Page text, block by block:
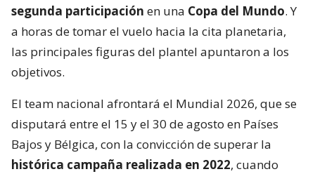
segunda participación en una Copa del Mundo. Y
a horas de tomar el vuelo hacia la cita planetaria,
las principales figuras del plantel apuntaron a los
objetivos.
El team nacional afrontará el Mundial 2026, que se
disputará entre el 15 y el 30 de agosto en Países
Bajos y Bélgica, con la convicción de superar la
histórica campaña realizada en 2022, cuando